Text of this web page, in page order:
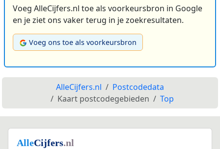
Voeg AlleCijfers.nl toe als voorkeursbron in Google
en je ziet ons vaker terug in je zoekresultaten.
Voeg ons toe als voorkeursbron
AlleCijfers.nl
Postcodedata
Kaart postcodegebieden
Top